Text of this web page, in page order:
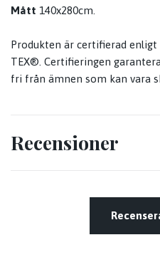
Mått 140x280cm.
Produkten är certifierad enligt
TEX®. Certifieringen
fri från ämnen som kan vara
Recensioner